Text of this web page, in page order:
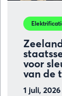
voor
van de
1 juli, 2026